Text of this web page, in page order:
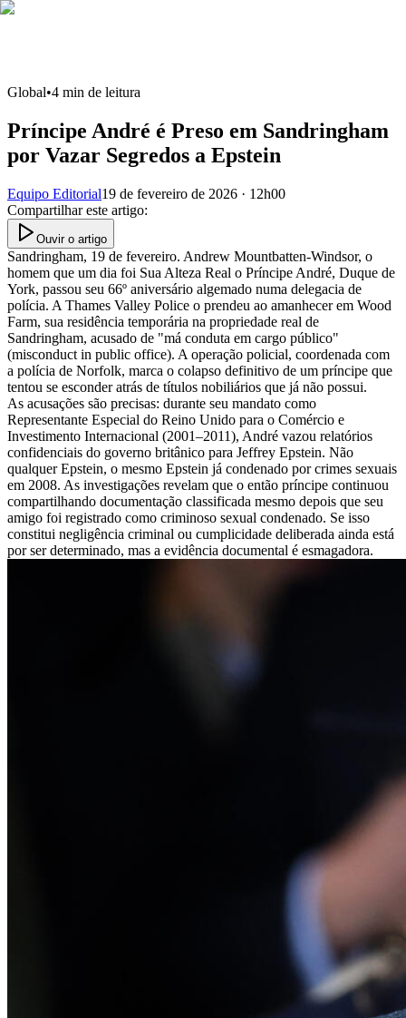
Global•4 min de leitura
Príncipe André é Preso em Sandringham
por Vazar Segredos a Epstein
Equipo Editorial19 de fevereiro de 2026 · 12h00
Compartilhar este artigo:
Ouvir o artigo
Sandringham, 19 de fevereiro. Andrew Mountbatten-Windsor, o
homem que um dia foi Sua Alteza Real o Príncipe André, Duque de
York, passou seu 66º aniversário algemado numa delegacia de
polícia. A Thames Valley Police o prendeu ao amanhecer em Wood
Farm, sua residência temporária na propriedade real de
Sandringham, acusado de "má conduta em cargo público"
(misconduct in public office). A operação policial, coordenada com
a polícia de Norfolk, marca o colapso definitivo de um príncipe que
tentou se esconder atrás de títulos nobiliários que já não possui.
As acusações são precisas: durante seu mandato como
Representante Especial do Reino Unido para o Comércio e
Investimento Internacional (2001–2011), André vazou relatórios
confidenciais do governo britânico para Jeffrey Epstein. Não
qualquer Epstein, o mesmo Epstein já condenado por crimes sexuais
em 2008. As investigações revelam que o então príncipe continuou
compartilhando documentação classificada mesmo depois que seu
amigo foi registrado como criminoso sexual condenado. Se isso
constitui negligência criminal ou cumplicidade deliberada ainda está
por ser determinado, mas a evidência documental é esmagadora.